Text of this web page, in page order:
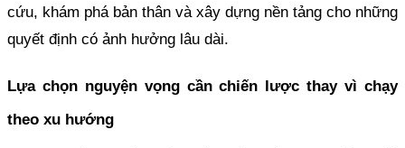
cứu, khám phá bản thân và xây dựng nền tảng cho những
quyết định có ảnh hưởng lâu dài.
Lựa chọn nguyện vọng cần chiến lược thay vì chạy
theo xu hướng